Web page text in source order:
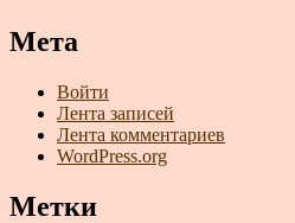
Мета
Войти
Лента записей
Лента комментариев
WordPress.org
Метки